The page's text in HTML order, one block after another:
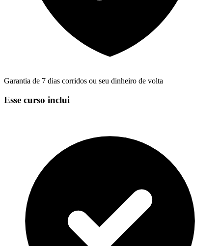
Garantia de 7 dias corridos ou seu dinheiro de volta
Esse curso inclui